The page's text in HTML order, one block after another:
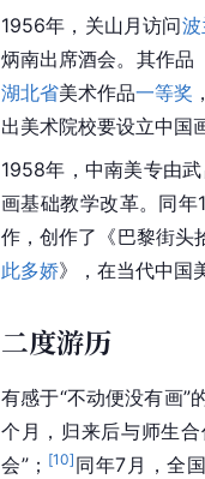
1956年，关山月访问
炳南出席酒会。其作品
湖北省美术作品一等奖
出美术院校要设立中国
1958年，中南美专由
画基础教学改革。同年
作，创作了《巴黎街头
此多娇》，在当代中国
二度游历
有感于“不动便没有画”
个月，归来后与师生
会”； [10] 同年7月，全